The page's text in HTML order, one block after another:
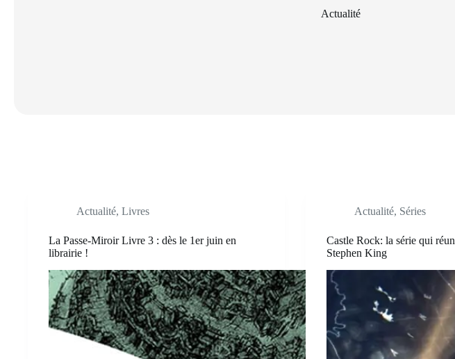
Actualité
Actualité, Livres
La Passe-Miroir Livre 3 : dès le 1er juin en
librairie !
Actualité, Séries
Castle Rock: la série qui
Stephen King